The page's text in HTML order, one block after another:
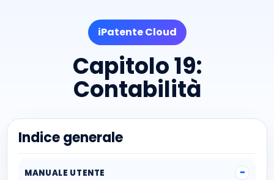
iPatente Cloud
Capitolo 19:
Contabilità
Indice generale
MANUALE UTENTE